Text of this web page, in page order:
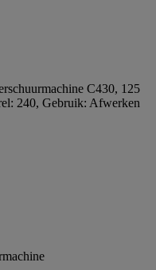
C430, 125
240, Gebruik: Afwerken